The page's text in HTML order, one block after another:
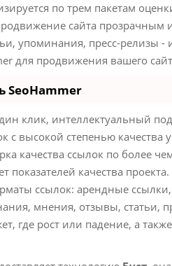
по трем пакетам
сайта прозрачным
упоминания, пресс-релизы -
для продвижения вашего
SeoHammer
клик, интеллектуальный
с высокой степенью качества
качества ссылок по более
показателей качества проекта.
ссылок: арендные
мнения, отзывы, статьи,
где рост или падение, а